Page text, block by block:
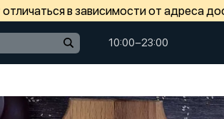
в зависимости от адреса
10:00−23:00